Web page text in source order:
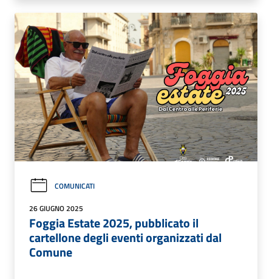
COMUNICATI
26 GIUGNO 2025
Foggia Estate 2025, pubblicato il
cartellone degli eventi organizzati dal
Comune